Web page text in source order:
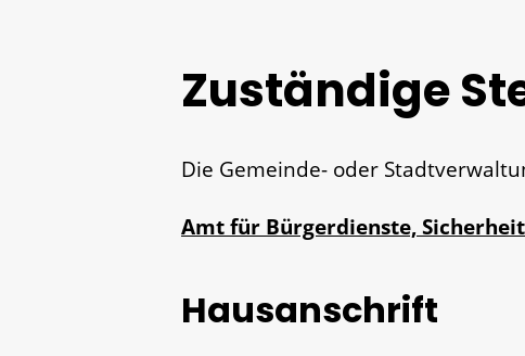
Zuständige
Die Gemeinde- oder
Amt für Bürgerdienste,
Hausanschrift